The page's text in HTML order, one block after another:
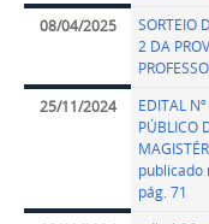
08/04/2025
SORTEIO
2 DA
25/11/2024
EDITAL
PÚBLICO
publicado
pág. 71